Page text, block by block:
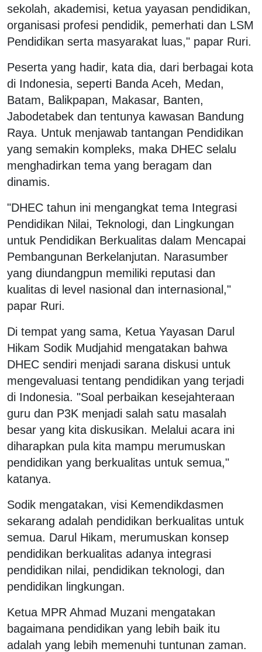
sekolah, akademisi, ketua yayasan pendidikan,
organisasi profesi pendidik, pemerhati dan LSM
Pendidikan serta masyarakat luas," papar Ruri.
Peserta yang hadir, kata dia, dari berbagai kota
di Indonesia, seperti Banda Aceh, Medan,
Batam, Balikpapan, Makasar, Banten,
Jabodetabek dan tentunya kawasan Bandung
Raya. Untuk menjawab tantangan Pendidikan
yang semakin kompleks, maka DHEC selalu
menghadirkan tema yang beragam dan
dinamis.
"DHEC tahun ini mengangkat tema Integrasi
Pendidikan Nilai, Teknologi, dan Lingkungan
untuk Pendidikan Berkualitas dalam Mencapai
Pembangunan Berkelanjutan. Narasumber
yang diundangpun memiliki reputasi dan
kualitas di level nasional dan internasional,"
papar Ruri.
Di tempat yang sama, Ketua Yayasan Darul
Hikam Sodik Mudjahid mengatakan bahwa
DHEC sendiri menjadi sarana diskusi untuk
mengevaluasi tentang pendidikan yang terjadi
di Indonesia. "Soal perbaikan kesejahteraan
guru dan P3K menjadi salah satu masalah
besar yang kita diskusikan. Melalui acara ini
diharapkan pula kita mampu merumuskan
pendidikan yang berkualitas untuk semua,"
katanya.
Sodik mengatakan, visi Kemendikdasmen
sekarang adalah pendidikan berkualitas untuk
semua. Darul Hikam, merumuskan konsep
pendidikan berkualitas adanya integrasi
pendidikan nilai, pendidikan teknologi, dan
pendidikan lingkungan.
Ketua MPR Ahmad Muzani mengatakan
bagaimana pendidikan yang lebih baik itu
adalah yang lebih memenuhi tuntunan zaman.